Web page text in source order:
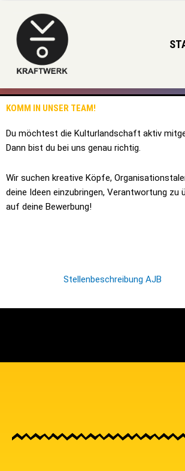
Inhalt
springen
KOMM IN UNSER TEAM!
Du möchtest die Kulturlandschaft aktiv
Dann bist du bei uns genau richtig.
Wir suchen kreative Köpfe,
deine Ideen einzubringen, Verantwortung zu
auf deine Bewerbung!
Stellenbeschreibung AJB